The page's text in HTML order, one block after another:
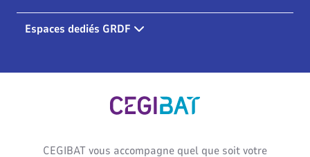
Espaces dediés GRDF
Cegibat, accueil
CEGIBAT vous accompagne quel que soit votre